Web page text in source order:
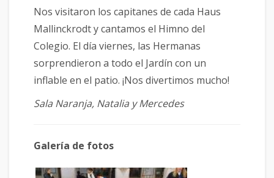
Nos visitaron los capitanes de cada Haus
Mallinckrodt y cantamos el Himno del
Colegio. El día viernes, las Hermanas
sorprendieron a todo el Jardín con un
inflable en el patio. ¡Nos divertimos mucho!
Sala Naranja, Natalia y Mercedes
Galería de fotos